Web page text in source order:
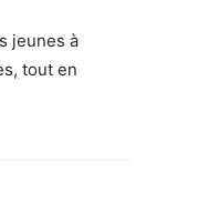
jeunes à
tout en